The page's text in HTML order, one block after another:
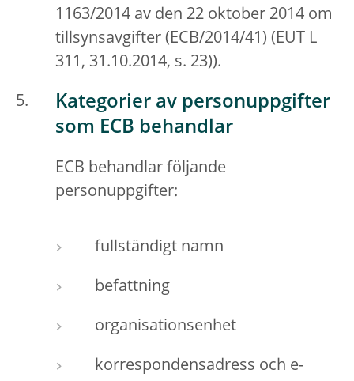
1163/2014 av den 22 oktober 2014 om
tillsynsavgifter (ECB/2014/41) (EUT L
311, 31.10.2014, s. 23)).
Kategorier av personuppgifter
som ECB behandlar
ECB behandlar följande
personuppgifter:
fullständigt namn
befattning
organisationsenhet
korrespondensadress och e-